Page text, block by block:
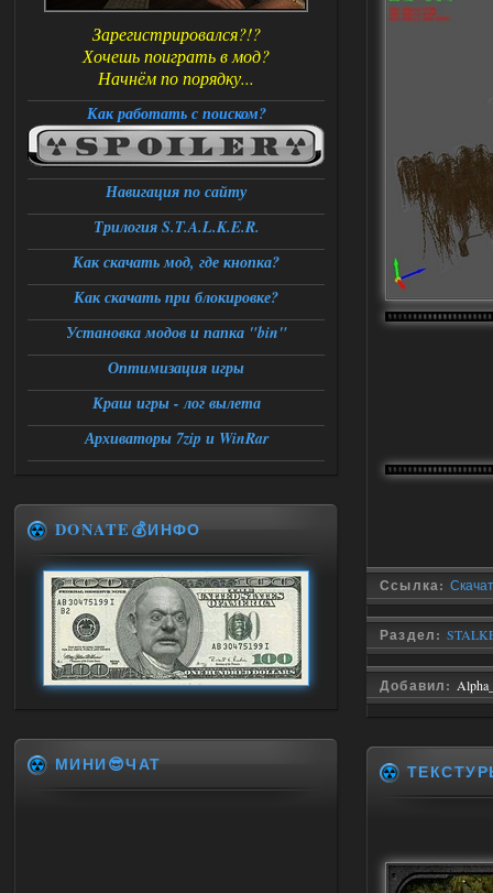
Ссылка:
Раздел:
Добавил:
Зарегистрировался?!?
Хочешь поиграть в мод?
Начнём по порядку...
Как работать с поиском?
Навигация по сайту
Трилогия S.T.A.L.K.E.R.
Как скачать мод, где кнопка?
Как скачать при блокировке?
Установка модов и папка "bin"
Оптимизация игры
Краш игры - лог вылета
Архиваторы 7zip и WinRar
DONATE💰ИНФО
МИНИ😎ЧАТ